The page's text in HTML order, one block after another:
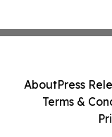
AboutPress
Terms &